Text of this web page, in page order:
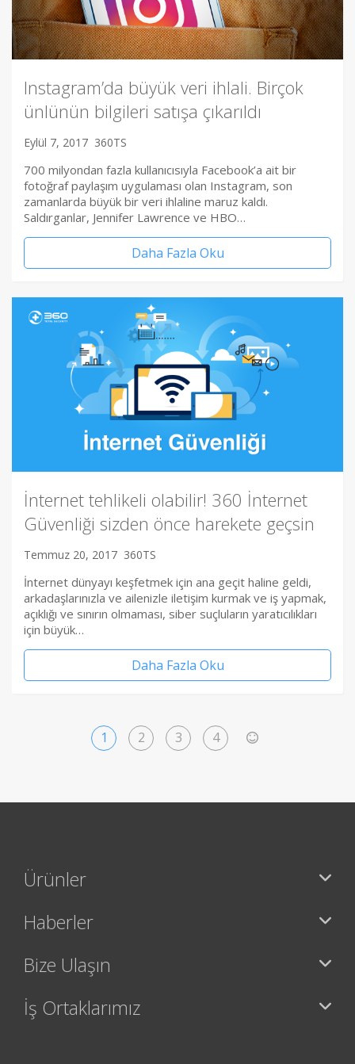
Instagram’da büyük veri ihlali. Birçok
ünlünün bilgileri satışa çıkarıldı
Eylül 7, 2017 360TS
700 milyondan fazla kullanıcısıyla Facebook’a ait bir
fotoğraf paylaşım uygulaması olan Instagram, son
zamanlarda büyük bir veri ihlaline maruz kaldı.
Saldırganlar, Jennifer Lawrence ve HBO…
Daha Fazla Oku
İnternet tehlikeli olabilir! 360 İnternet
Güvenliği sizden önce harekete geçsin
Temmuz 20, 2017 360TS
İnternet dünyayı keşfetmek için ana geçit haline geldi,
arkadaşlarınızla ve ailenizle iletişim kurmak ve iş yapmak,
açıklığı ve sınırın olmaması, siber suçluların yaratıcılıkları
için büyük…
Daha Fazla Oku
1 2 3 4
Ürünler
Haberler
Bize Ulaşın
İş Ortaklarımız